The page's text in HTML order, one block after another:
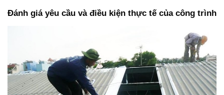
Đánh giá yêu cầu và điều kiện thực tế của công trình